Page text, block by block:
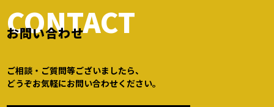
CONTACT
お問い合わせ
ご相談・ご質問等ございましたら、
どうぞお気軽にお問い合わせください。